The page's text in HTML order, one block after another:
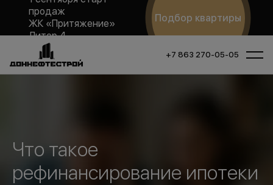
продаж
ЖК «Притяжение»
Литер 4
Подбор квартиры
+7 863 270-05-05
Что такое
рефинансирование ипотеки